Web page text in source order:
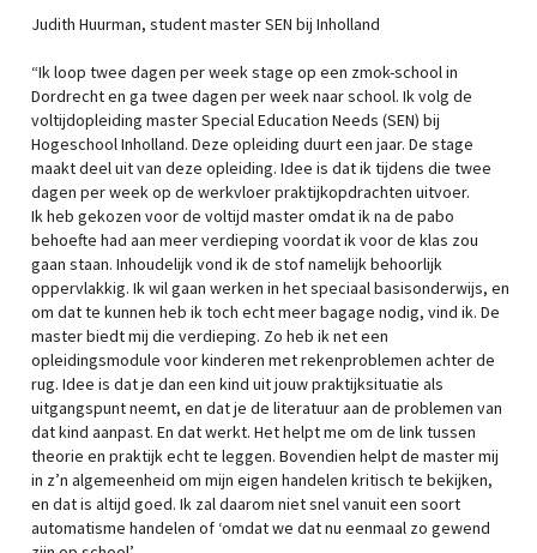
Judith Huurman, student master SEN bij Inholland
“Ik loop twee dagen per week stage op een zmok-school in
Dordrecht en ga twee dagen per week naar school. Ik volg de
voltijdopleiding master Special Education Needs (SEN) bij
Hogeschool Inholland. Deze opleiding duurt een jaar. De stage
maakt deel uit van deze opleiding. Idee is dat ik tijdens die twee
dagen per week op de werkvloer praktijkopdrachten uitvoer.
Ik heb gekozen voor de voltijd master omdat ik na de pabo
behoefte had aan meer verdieping voordat ik voor de klas zou
gaan staan. Inhoudelijk vond ik de stof namelijk behoorlijk
oppervlakkig. Ik wil gaan werken in het speciaal basisonderwijs, en
om dat te kunnen heb ik toch echt meer bagage nodig, vind ik. De
master biedt mij die verdieping. Zo heb ik net een
opleidingsmodule voor kinderen met rekenproblemen achter de
rug. Idee is dat je dan een kind uit jouw praktijksituatie als
uitgangspunt neemt, en dat je de literatuur aan de problemen van
dat kind aanpast. En dat werkt. Het helpt me om de link tussen
theorie en praktijk echt te leggen. Bovendien helpt de master mij
in z’n algemeenheid om mijn eigen handelen kritisch te bekijken,
en dat is altijd goed. Ik zal daarom niet snel vanuit een soort
automatisme handelen of ‘omdat we dat nu eenmaal zo gewend